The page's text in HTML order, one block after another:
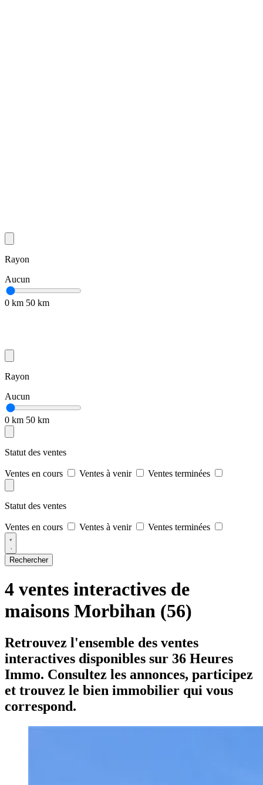
Rayon
Aucun
0 km 50 km
Rayon
Aucun
0 km 50 km
Statut des ventes
Ventes en cours Ventes à venir Ventes terminées
Statut des ventes
Ventes en cours Ventes à venir Ventes terminées
Rechercher
4 ventes interactives de
maisons Morbihan (56)
Retrouvez l'ensemble des ventes
interactives disponibles sur 36 Heures
Immo. Consultez les annonces, participez
et trouvez le bien immobilier qui vous
correspond.